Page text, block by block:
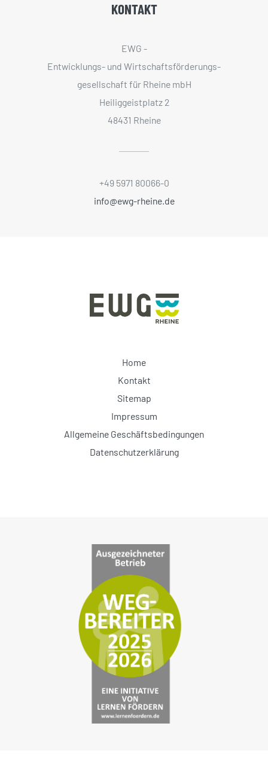
KONTAKT
EWG -
Entwicklungs- und Wirtschaftsförderungs­
gesellschaft für Rheine mbH
Heiliggeistplatz 2
48431 Rheine
+49 5971 80066-0
info@ewg-rheine.de
Home
Kontakt
Sitemap
Impressum
Allgemeine Geschäftsbedingungen
Datenschutzerklärung